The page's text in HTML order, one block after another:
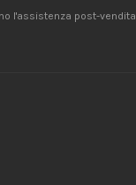
l'assistenza post-vendita